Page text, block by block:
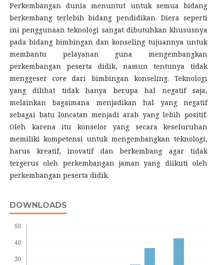
Perkembangan dunia menuntut untuk semua bidang
berkembang terlebih bidang pendidikan. Diera seperti
ini penggunaan teknologi sangat dibutuhkan khususnya
pada bidang bimbingan dan konseling tujuannya untuk
membantu pelayanan guna mengembangkan
perkembangan peserta didik, namun tentunya tidak
menggesercore dari bimbingan konseling. Teknologi
yang dilihat tidak hanya berupa hal negatif saja,
melainkan bagaimana menjadikan hal yang negatif
sebagai batu loncatan menjadi arah yang lebih positif.
Oleh karena itu konselor yang secara keseluruhan
memiliki kompetensi untuk mengembangkan teknologi,
harus kreatif, inovatif dan berkembang agar tidak
tergerus oleh perkembangan jaman yang diikuti oleh
perkembangan peserta didik.
DOWNLOADS